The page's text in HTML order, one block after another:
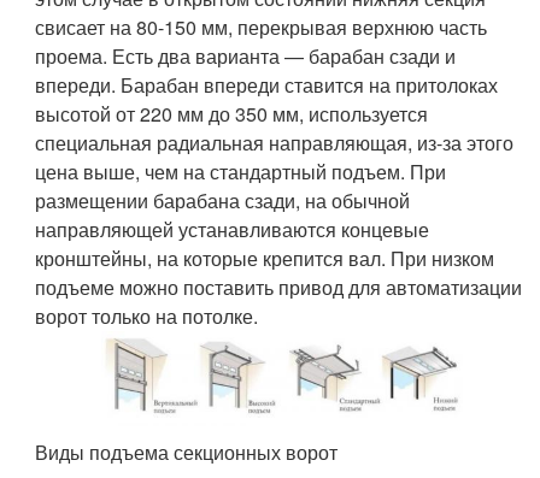
свисает на 80-150 мм, перекрывая верхнюю часть
проема. Есть два варианта — барабан сзади и
впереди. Барабан впереди ставится на притолоках
высотой от 220 мм до 350 мм, используется
специальная радиальная направляющая, из-за этого
цена выше, чем на стандартный подъем. При
размещении барабана сзади, на обычной
направляющей устанавливаются концевые
кронштейны, на которые крепится вал. При низком
подъеме можно поставить привод для автоматизации
ворот только на потолке.
Виды подъема секционных ворот